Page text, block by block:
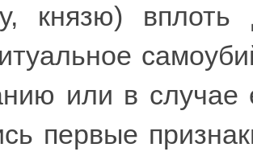
князю) вплоть
или в
первые